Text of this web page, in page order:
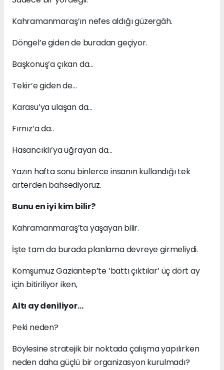
Kahramanmaraş’ın nefes aldığı güzergâh.
Döngel’e giden de buradan geçiyor.
Başkonuş’a çıkan da…
Tekir’e giden de…
Karasu’ya ulaşan da…
Fırnız’a da..
Hasancıklı’ya uğrayan da…
Yazın hafta sonu binlerce insanın kullandığı tek
arterden bahsediyoruz.
Bunu en iyi kim bilir?
Kahramanmaraş’ta yaşayan bilir.
İşte tam da burada planlama devreye girmeliydi.
Komşumuz Gaziantep’te ‘battı çıktılar’ üç dört ay
için bitiriliyor iken,
Altı ay deniliyor…
Peki neden?
Böylesine stratejik bir noktada çalışma yapılırken
neden daha güçlü bir organizasyon kurulmadı?